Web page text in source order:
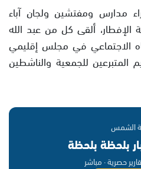
مدارس ومفتشين ولجان آباء
الإفطار، ألقى كل من عبد الله
الاجتماعي في مجلس إقليمي
للجمعية والناشطين
الشمس
بلحظة بلحظة
حصرية · مباشر